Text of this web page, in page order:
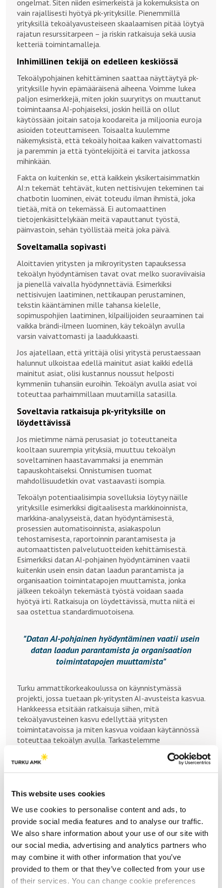
This website uses cookies
We use cookies to personalise content and ads, to
provide social media features and to analyse our traffic.
We also share information about your use of our site with
our social media, advertising and analytics partners who
may combine it with other information that you’ve
provided to them or that they’ve collected from your use
of their services. You can change cookie preferences
ongelmat. Siten niiden esimerkeistä ja kokemuksista on
vain rajallisesti hyötyä pk-yrityksille. Pienemmillä
yrityksillä tekoälyavusteiseen skaalaamisen pitää löytyä
rajatun resurssitarpeen – ja riskin ratkaisuja sekä uusia
ketteriä toimintamalleja.
Inhimillinen tekijä on edelleen keskiössä
Tekoälypohjainen kehittäminen saattaa näyttäytyä pk-
yrityksille hyvin epämääräisenä aiheena. Voimme lukea
paljon esimerkkejä, miten jokin suuryritys on muuttanut
toimintaansa AI-pohjaiseksi, joskin heillä on ollut
käytössään joitain satoja koodareita ja miljoonia euroja
asioiden toteuttamiseen. Toisaalta kuulemme
näkemyksistä, että tekoäly hoitaa kaiken vaivattomasti
ja paremmin ja että työntekijöitä ei tarvita jatkossa
mihinkään.
Fakta on kuitenkin se, että kaikkein yksikertaisimmatkin
AI:n tekemät tehtävät, kuten nettisivujen tekeminen tai
chatbotin luominen, eivät toteudu ilman ihmistä, joka
tietää, mitä on tekemässä. Ei automaattinen
tietojenkäsittelykään meitä vapauttanut työstä,
päinvastoin, sehän työllistää meitä joka päivä.
Soveltamalla sopivasti
Aloittavien yritysten ja mikroyritysten tapauksessa
tekoälyn hyödyntämisen tavat ovat melko suoraviivaisia
ja pienellä vaivalla hyödynnettäviä. Esimerkiksi
nettisivujen laatiminen, nettikaupan perustaminen,
tekstin kääntäminen mille tahansa kielelle,
sopimuspohjien laatiminen, kilpailijoiden seuraaminen tai
vaikka brändi-ilmeen luominen, käy tekoälyn avulla
varsin vaivattomasti ja laadukkaasti.
Jos ajatellaan, että yrittäjä olisi yritystä perustaessaan
halunnut ulkoistaa edellä mainitut asiat kaikki edellä
mainitut asiat, olisi kustannus noussut helposti
kymmeniin tuhansiin euroihin. Tekoälyn avulla asiat voi
toteuttaa parhaimmillaan muutamilla satasilla.
Soveltavia ratkaisuja pk-yrityksille on
löydettävissä
Jos mietimme nämä perusasiat jo toteuttaneita
kooltaan suurempia yrityksiä, muuttuu tekoälyn
soveltaminen haastavammaksi ja enemmän
tapauskohtaiseksi. Onnistumisen tuomat
mahdollisuudetkin ovat vastaavasti isompia.
Tekoälyn potentiaalisimpia sovelluksia löytyy näille
yrityksille esimerkiksi digitaalisesta markkinoinnista,
markkina-analyyseistä, datan hyödyntämisestä,
prosessien automatisoinnista, asiakaspolun
tehostamisesta, raportoinnin parantamisesta ja
automaattisten palvelutuotteiden kehittämisestä.
Esimerkiksi datan AI-pohjainen hyödyntäminen vaatii
kuitenkin usein ensin datan laadun parantamista ja
organisaation toimintatapojen muuttamista, jonka
jälkeen tekoälyn tekemästä työstä voidaan saada
hyötyä irti. Ratkaisuja on löydettävissä, mutta niitä ei
saa ostettua standardimuotoisena.
Datan AI-pohjainen hyödyntäminen vaatii usein
datan laadun parantamista ja organisaation
toimintatapojen muuttamista
Turku ammattikorkeakoulussa on käynnistymässä
projekti, jossa tuetaan pk-yritysten AI-avusteista kasvua.
Hankkeessa etsitään ratkaisuja siihen, mitä
tekoälyavusteinen kasvu edellyttää yritysten
toimintatavoissa ja miten kasvua voidaan käytännössä
toteuttaa tekoälyn avulla. Tarkastelemme
muutostarpeita ja mahdollisuuksia liiketoiminnan ja
organisoitumisen sekä AI:n teknisen soveltamisen
osalta.
mahdollisuuksista, toteutetaan yrityskohtaiset tekoälyn
hyödyntämisen analyysit, laaditaan yrityskohtaiset
kehittämistiekartat, toteutetaan konkreettinen
kehittämisprojekti osallistuvissa yrityksissä ja arvioidaan
kehittämistyön hyödyt sekä jaetaan kokemukset
osallistujien kesken.
Uskomme, että hyödyntämällä tekoälysovelluksia
liiketoiminnan kasvattamisessa, syntyy pk-yrityksissä